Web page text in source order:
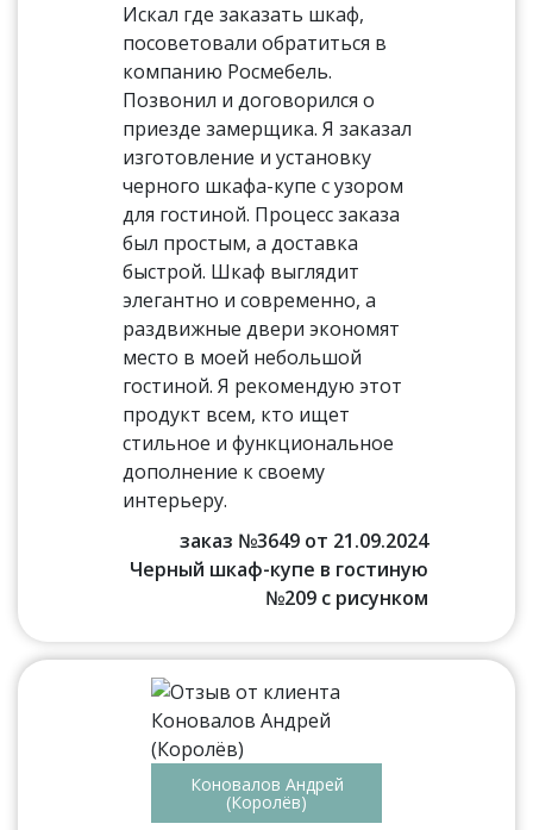
Искал где заказать шкаф,
посоветовали обратиться в
компанию Росмебель.
Позвонил и договорился о
приезде замерщика. Я заказал
изготовление и установку
черного шкафа-купе с узором
для гостиной. Процесс заказа
был простым, а доставка
быстрой. Шкаф выглядит
элегантно и современно, а
раздвижные двери экономят
место в моей небольшой
гостиной. Я рекомендую этот
продукт всем, кто ищет
стильное и функциональное
дополнение к своему
интерьеру.
заказ №3649 от 21.09.2024
Черный шкаф-купе в гостиную
№209 с рисунком
Коновалов Андрей
(Королёв)